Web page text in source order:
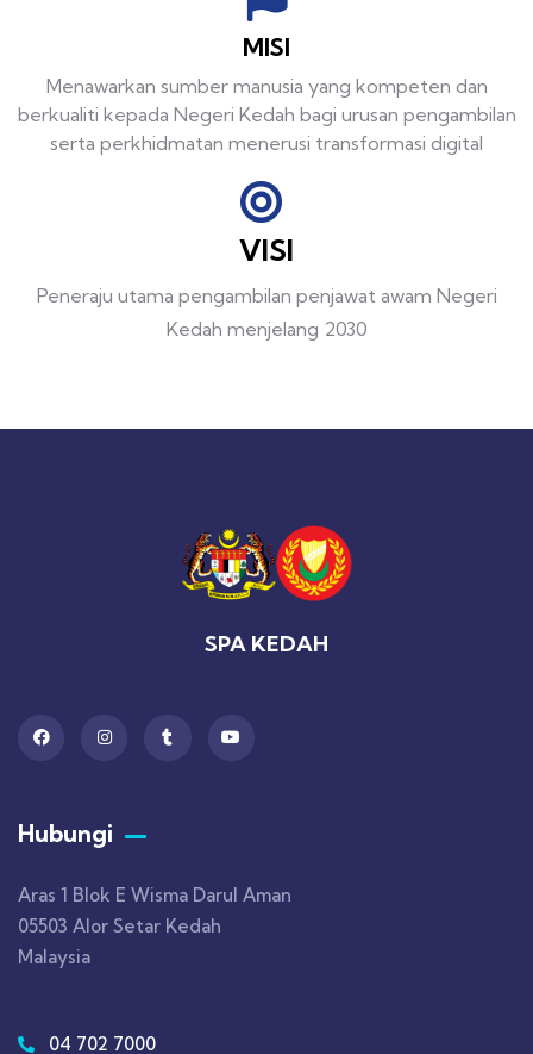
MISI
Menawarkan sumber manusia yang kompeten dan
berkualiti kepada Negeri Kedah bagi urusan pengambilan
serta perkhidmatan menerusi transformasi digital
VISI
Peneraju utama pengambilan penjawat awam Negeri
Kedah menjelang 2030
SPA KEDAH
Hubungi
Aras 1 Blok E Wisma Darul Aman
05503 Alor Setar Kedah
Malaysia
04 702 7000